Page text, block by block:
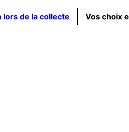
lors de la collecte Vos choix